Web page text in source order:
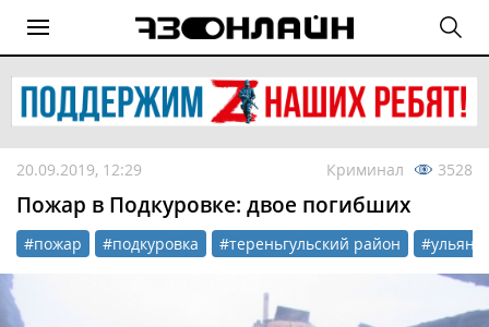
20.09.2019, 12:29 Криминал 3528
Пожар в Подкуровке: двое погибших
#пожар #подкуровка #тереньгульский район